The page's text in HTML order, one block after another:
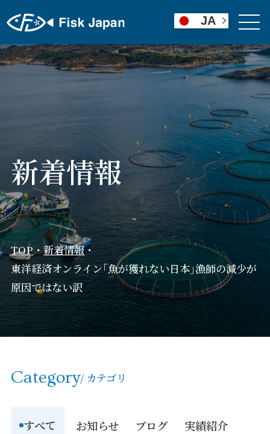
新着情報
TOP・新着情報・
東洋経済オンライン｢魚が獲れない日本｣漁師の減少が
原因ではない訳
Category/ カテゴリ
すべて お知らせ ブログ 実績紹介
JA